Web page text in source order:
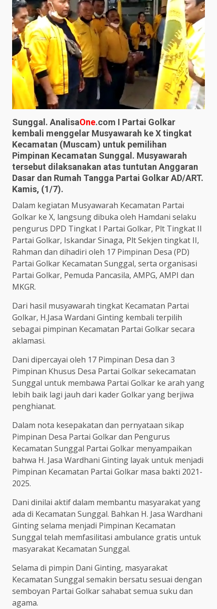
Sunggal. AnalisaOne.com I Partai Golkar
kembali menggelar Musyawarah ke X tingkat
Kecamatan (Muscam) untuk pemilihan
Pimpinan Kecamatan Sunggal. Musyawarah
tersebut dilaksanakan atas tuntutan Anggaran
Dasar dan Rumah Tangga Partai Golkar AD/ART.
Kamis, (1/7).
Dalam kegiatan Musyawarah Kecamatan Partai
Golkar ke X, langsung dibuka oleh Hamdani selaku
pengurus DPD Tingkat I Partai Golkar, Plt Tingkat II
Partai Golkar, Iskandar Sinaga, Plt Sekjen tingkat II,
Rahman dan dihadiri oleh 17 Pimpinan Desa (PD)
Partai Golkar Kecamatan Sunggal, serta organisasi
Partai Golkar, Pemuda Pancasila, AMPG, AMPI dan
MKGR.
Dari hasil musyawarah tingkat Kecamatan Partai
Golkar, H.Jasa Wardani Ginting kembali terpilih
sebagai pimpinan Kecamatan Partai Golkar secara
aklamasi.
Dani dipercayai oleh 17 Pimpinan Desa dan 3
Pimpinan Khusus Desa Partai Golkar sekecamatan
Sunggal untuk membawa Partai Golkar ke arah yang
lebih baik lagi jauh dari kader Golkar yang berjiwa
penghianat.
Dalam nota kesepakatan dan pernyataan sikap
Pimpinan Desa Partai Golkar dan Pengurus
Kecamatan Sunggal Partai Golkar menyampaikan
bahwa H. Jasa Wardhani Ginting layak untuk menjadi
Pimpinan Kecamatan Partai Golkar masa bakti 2021-
2025.
Dani dinilai aktif dalam membantu masyarakat yang
ada di Kecamatan Sunggal. Bahkan H. Jasa Wardhani
Ginting selama menjadi Pimpinan Kecamatan
Sunggal telah memfasilitasi ambulance gratis untuk
masyarakat Kecamatan Sunggal.
Selama di pimpin Dani Ginting, masyarakat
Kecamatan Sunggal semakin bersatu sesuai dengan
semboyan Partai Golkar sahabat semua suku dan
agama.